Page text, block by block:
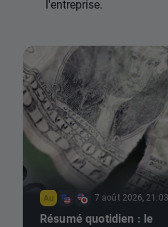
l'entreprise.
7 août 2026, 21:03
Résumé quotidien : le